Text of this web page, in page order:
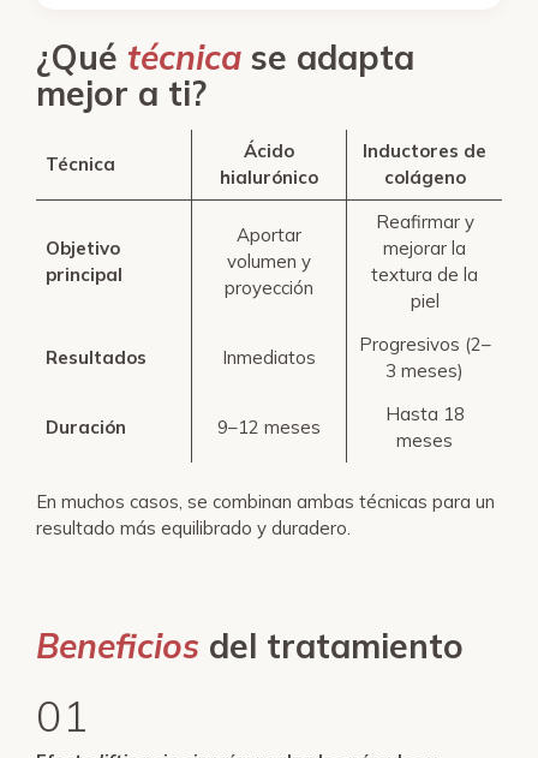
¿Qué técnica se adapta
mejor a ti?
Técnica
Ácido
hialurónico
Inductores de
colágeno
Objetivo
principal
Aportar
volumen y
proyección
Reafirmar y
mejorar la
textura de la
piel
Resultados Inmediatos
Progresivos (2–
3 meses)
Duración 9–12 meses
Hasta 18
meses
En muchos casos, se combinan ambas técnicas para un
resultado más equilibrado y duradero.
Beneficios del tratamiento
01